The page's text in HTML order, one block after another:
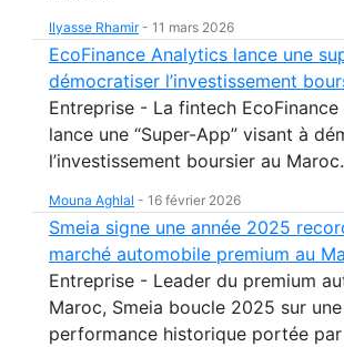
Ilyasse Rhamir- 11 mars 2026
EcoFinance Analytics lance une
démocratiser l’investissement
Entreprise - La fintech
lance une “Super-App” visant à
l’investissement boursier au Maroc.
Mouna Aghlal - 16 février 2026
Smeia signe une année 2025
marché automobile premium au
Entreprise - Leader du premium
Maroc, Smeia boucle 2025 sur une
performance historique portée par